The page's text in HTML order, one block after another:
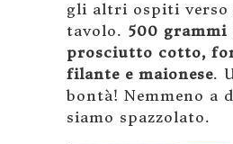
gli altri ospiti verso
tavolo. 500 grammi
prosciutto cotto,
filante e maionese.
bontà! Nemmeno a
siamo spazzolato.